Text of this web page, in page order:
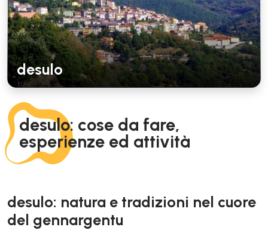
desulo: cose da fare,
esperienze ed attività
desulo
desulo: natura e tradizioni nel cuore
del gennargentu